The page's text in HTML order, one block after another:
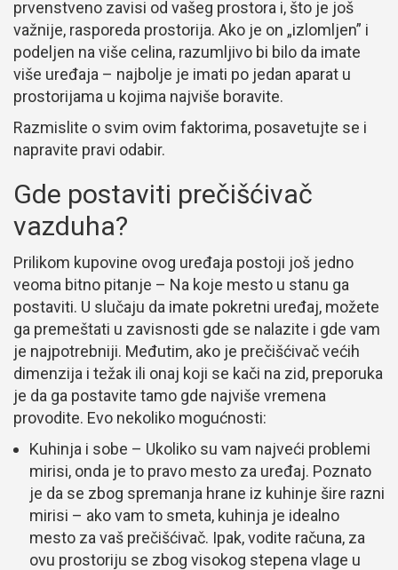
prvenstveno zavisi od vašeg prostora i, što je još
važnije, rasporeda prostorija. Ako je on „izlomljen” i
podeljen na više celina, razumljivo bi bilo da imate
više uređaja – najbolje je imati po jedan aparat u
prostorijama u kojima najviše boravite.
Razmislite o svim ovim faktorima, posavetujte se i
napravite pravi odabir.
Gde postaviti prečišćivač
vazduha?
Prilikom kupovine ovog uređaja postoji još jedno
veoma bitno pitanje – Na koje mesto u stanu ga
postaviti. U slučaju da imate pokretni uređaj, možete
ga premeštati u zavisnosti gde se nalazite i gde vam
je najpotrebniji. Međutim, ako je prečišćivač većih
dimenzija i težak ili onaj koji se kači na zid, preporuka
je da ga postavite tamo gde najviše vremena
provodite. Evo nekoliko mogućnosti:
Kuhinja i sobe – Ukoliko su vam najveći problemi
mirisi, onda je to pravo mesto za uređaj. Poznato
je da se zbog spremanja hrane iz kuhinje šire razni
mirisi – ako vam to smeta, kuhinja je idealno
mesto za vaš prečišćivač. Ipak, vodite računa, za
ovu prostoriju se zbog visokog stepena vlage u